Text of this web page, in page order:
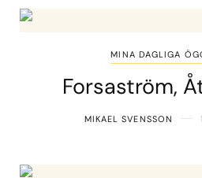
MINA DAGLIGA
Forsaström,
MIKAEL SVENSSON